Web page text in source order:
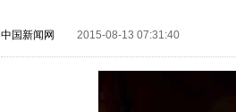
中国新闻网 2015-08-13 07:31:40